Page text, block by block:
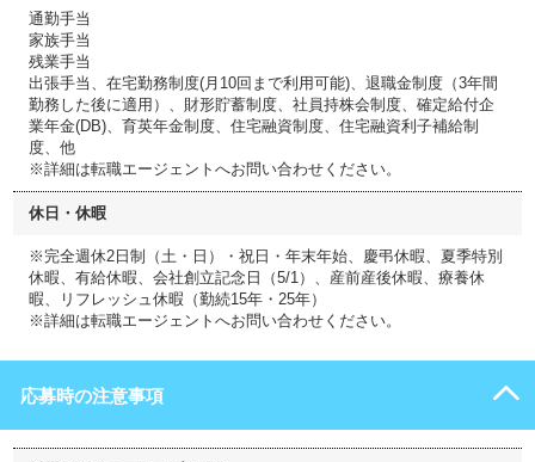
通勤手当
家族手当
残業手当
出張手当、在宅勤務制度(月10回まで利用可能)、退職金制度（3年間
勤務した後に適用）、財形貯蓄制度、社員持株会制度、確定給付企
業年金(DB)、育英年金制度、住宅融資制度、住宅融資利子補給制
度、他
※詳細は転職エージェントへお問い合わせください。
休日・休暇
※完全週休2日制（土・日）・祝日・年末年始、慶弔休暇、夏季特別
休暇、有給休暇、会社創立記念日（5/1）、産前産後休暇、療養休
暇、リフレッシュ休暇（勤続15年・25年）
※詳細は転職エージェントへお問い合わせください。
応募時の注意事項